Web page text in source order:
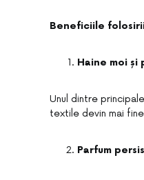
Beneficiile
Haine moi
Unul dintre
textile devin mai
Parfum